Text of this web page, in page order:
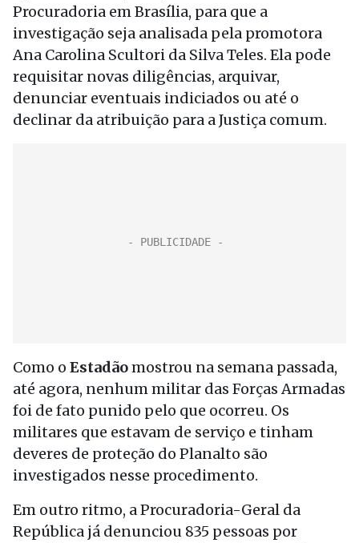
Procuradoria em Brasília, para que a
investigação seja analisada pela promotora
Ana Carolina Scultori da Silva Teles. Ela pode
requisitar novas diligências, arquivar,
denunciar eventuais indiciados ou até o
declinar da atribuição para a Justiça comum.
Como o Estadãomostrou na semana passada,
até agora, nenhum militar das Forças Armadas
foi de fato punido pelo que ocorreu. Os
militares que estavam de serviço e tinham
deveres de proteção do Planalto são
investigados nesse procedimento.
Em outro ritmo, a Procuradoria-Geral da
República já denunciou 835 pessoas por